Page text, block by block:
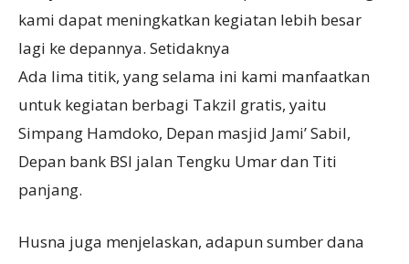
kami dapat meningkatkan kegiatan lebih besar
lagi ke depannya. Setidaknya
Ada lima titik, yang selama ini kami manfaatkan
untuk kegiatan berbagi Takzil gratis, yaitu
Simpang Hamdoko, Depan masjid Jami’ Sabil,
Depan bank BSI jalan Tengku Umar dan Titi
panjang.
Husna juga menjelaskan, adapun sumber dana